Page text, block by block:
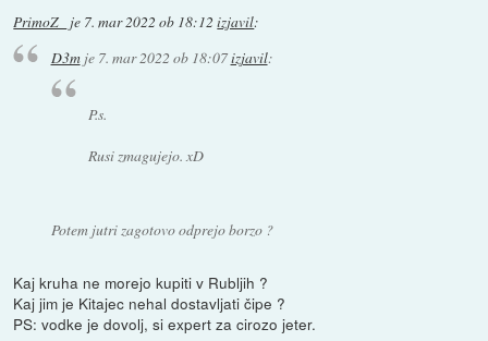
PrimoZ_ je 7. mar 2022 ob 18:12 izjavil:
D3mje 7. mar 2022 ob 18:07izjavil:
P.s.
Rusi zmagujejo. xD
Potem jutri zagotovo odprejo borzo ?
Kaj kruha ne morejo kupiti v Rubljih ?
Kaj jim je Kitajec nehal dostavljati čipe ?
PS: vodke je dovolj, si expert za cirozo jeter.